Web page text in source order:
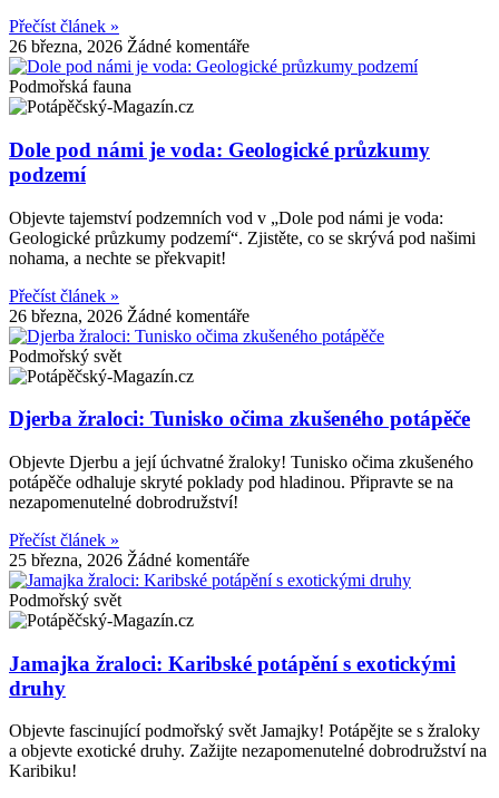
Přečíst článek »
26 března, 2026 Žádné komentáře
Podmořská fauna
Dole pod námi je voda: Geologické průzkumy
podzemí
Objevte tajemství podzemních vod v „Dole pod námi je voda:
Geologické průzkumy podzemí“. Zjistěte, co se skrývá pod našimi
nohama, a nechte se překvapit!
Přečíst článek »
26 března, 2026 Žádné komentáře
Podmořský svět
Djerba žraloci: Tunisko očima zkušeného potápěče
Objevte Djerbu a její úchvatné žraloky! Tunisko očima zkušeného
potápěče odhaluje skryté poklady pod hladinou. Připravte se na
nezapomenutelné dobrodružství!
Přečíst článek »
25 března, 2026 Žádné komentáře
Podmořský svět
Jamajka žraloci: Karibské potápění s exotickými
druhy
Objevte fascinující podmořský svět Jamajky! Potápějte se s žraloky
a objevte exotické druhy. Zažijte nezapomenutelné dobrodružství na
Karibiku!